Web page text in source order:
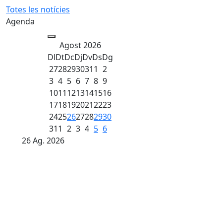
Totes les notícies
Agenda
Agost 2026
DlDtDcDjDvDsDg
27282930311 2
3 4 5 6 7 8 9
10111213141516
17181920212223
24252627282930
311 2 3 4 5 6
26Ag. 2026